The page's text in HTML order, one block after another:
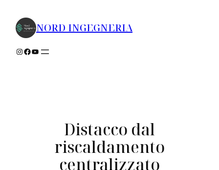
contenutoNORD INGEGNERIA
Instagram
Facebook
YouTube
Distacco dal
riscaldamento
centralizzato